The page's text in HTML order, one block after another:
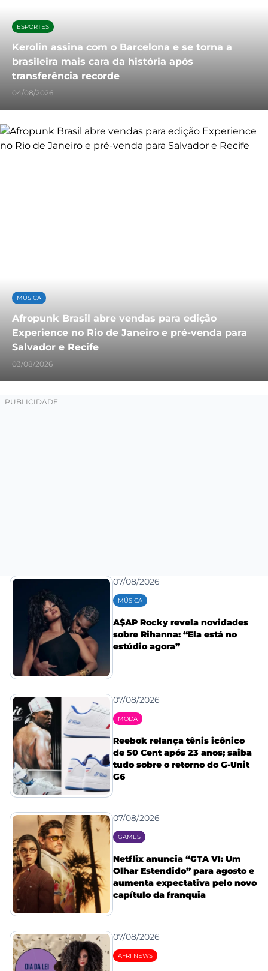
ESPORTES
Kerolin assina com o Barcelona e se torna a
brasileira mais cara da história após
transferência recorde
04/08/2026
MÚSICA
Afropunk Brasil abre vendas para edição
Experience no Rio de Janeiro e pré-venda para
Salvador e Recife
03/08/2026
07/08/2026
MÚSICA
A$AP Rocky revela novidades
sobre Rihanna: “Ela está no
estúdio agora”
07/08/2026
MODA
Reebok relança tênis icônico
de 50 Cent após 23 anos; saiba
tudo sobre o retorno do G-Unit
G6
07/08/2026
GAMES
Netflix anuncia “GTA VI: Um
Olhar Estendido” para agosto e
aumenta expectativa pelo novo
capítulo da franquia
07/08/2026
AFRI NEWS